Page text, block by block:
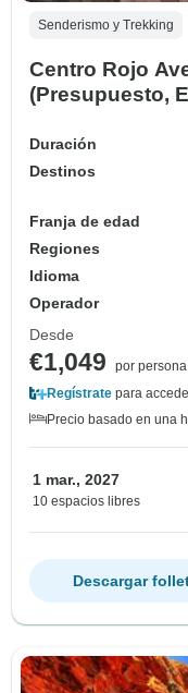
Senderismo y Trekking
Centro Rojo
(Presupuesto,
Duración
Destinos
Franja de edad
Regiones
Idioma
Operador
Desde
€1,049
por persona
Regístrate para
Precio basado en una
1 mar., 2027
10 espacios libres
Descargar